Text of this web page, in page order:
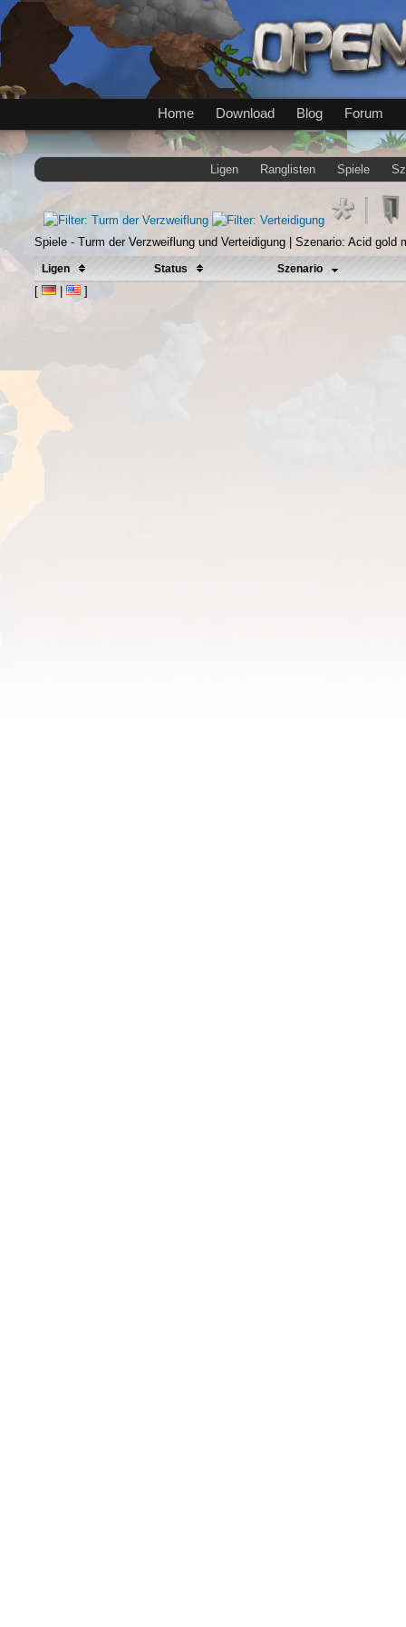
Home Download Blog Forum
Ligen Ranglisten Spiele
Spiele - Turm der Verzweiflung und Verteidigung | Szenario: Acid gold
Ligen Status Szenario
[ | ]